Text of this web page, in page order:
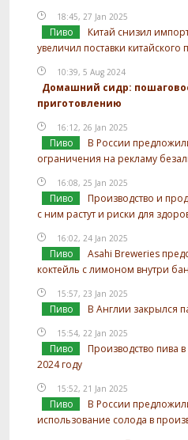
18:45, 27 Jan 2025
Пиво
Китай снизил
увеличил поставки китайского
10:39, 5 Aug 2024
Домашний сидр:
приготовлению
16:12, 26 Jan 2025
Пиво
В России
ограничения на рекламу
16:08, 25 Jan 2025
Пиво
Производство и
с ним растут и риски для
16:02, 24 Jan 2025
Пиво
Asahi Breweries
коктейль с лимоном внутри
15:57, 23 Jan 2025
Пиво В Англии закрылся
15:54, 22 Jan 2025
Пиво
Производство пива
2024 году
15:52, 21 Jan 2025
Пиво
В России
использование солода в